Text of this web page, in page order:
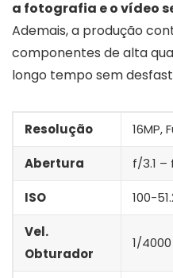
a fotografia e o vídeo
Ademais, a produção
componentes de alta
longo tempo sem
Resolução 16MP,
Abertura f/3.1 –
ISO 100-
Vel.
Obturador
1/